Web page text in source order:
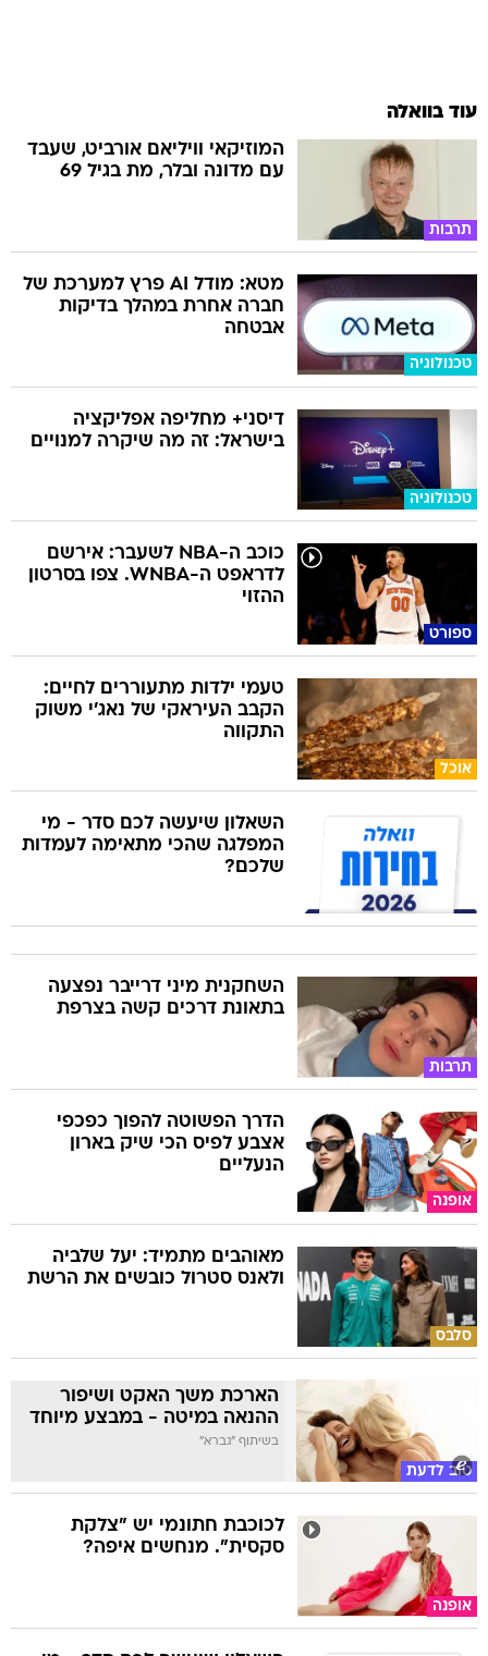
עוד בוואלה
תרבות
המוזיקאי וויליאם אורביט, שעבד
עם מדונה ובלר, מת בגיל 69
טכנולוגיה
מטא: מודל AI פרץ למערכת של
חברה אחרת במהלך בדיקות
אבטחה
טכנולוגיה
דיסני+ מחליפה אפליקציה
בישראל: זה מה שיקרה למנויים
ספורט
כוכב ה-NBA לשעבר: אירשם
לדראפט ה-WNBA. צפו בסרטון
ההזוי
אוכל
טעמי ילדות מתעוררים לחיים:
הקבב העיראקי של נאג׳י משוק
התקווה
השאלון שיעשה לכם סדר - מי
המפלגה שהכי מתאימה לעמדות
שלכם?
תרבות
השחקנית מיני דרייבר נפצעה
בתאונת דרכים קשה בצרפת
אופנה
הדרך הפשוטה להפוך כפכפי
אצבע לפיס הכי שיק בארון
הנעליים
סלבס
מאוהבים מתמיד: יעל שלביה
ולאנס סטרול כובשים את הרשת
טוב לדעת
הארכת משך האקט ושיפור
ההנאה במיטה - במבצע מיוחד
בשיתוף "גברא"
אופנה
לכוכבת חתונמי יש "צלקת
סקסית". מנחשים איפה?